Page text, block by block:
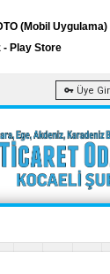
Üye
(Mobil Uygulama)
Play Store